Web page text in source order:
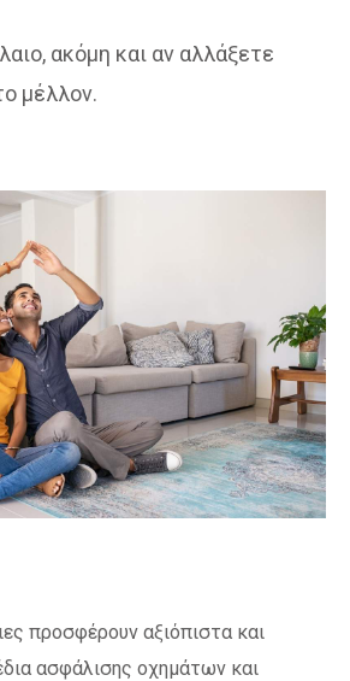
ακόμη και αν αλλάξετε
μέλλον.
προσφέρουν αξιόπιστα και
ασφάλισης οχημάτων και